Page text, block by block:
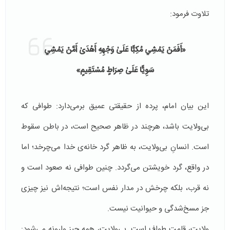
تلاوت فرمود:
«أَفَمَنْ يَمْشِي مُكِبًّا عَلَىٰ وَجْهِهِ أَهْدَىٰ أَمَّنْ يَمْشِي
سَوِيًّا عَلَىٰ صِرَاطٍ مُسْتَقِيمٍ»
این بیان امام، پرده از حقیقتی عمیق برمی‌دارد: طوافی که
بی‌ولایت باشد، هرچند در ظاهر صحیح است، در باطن سقوط
است. انسانِ بی‌ولایت، به ظاهر گرد خانه‌ی خدا می‌چرخد؛ اما
در واقع، گرد خویشتن می‌گردد. چنین طوافی نه صعود است و
نه قرب، بلکه چرخش در مدار نفس است؛ نتیجه‌اش نیز چیزی
جز مسخ‌شدگی و حیوانیت نیست.